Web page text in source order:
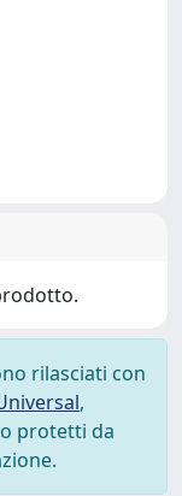
rilasciati con
,
protetti da